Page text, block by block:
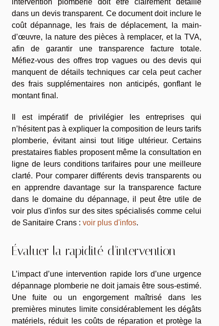
dans un devis transparent. Ce document doit inclure le
coût dépannage, les frais de déplacement, la main-
d’œuvre, la nature des pièces à remplacer, et la TVA,
afin de garantir une transparence facture totale.
Méfiez-vous des offres trop vagues ou des devis qui
manquent de détails techniques car cela peut cacher
des frais supplémentaires non anticipés, gonflant le
montant final.
Il est impératif de privilégier les entreprises qui
n’hésitent pas à expliquer la composition de leurs tarifs
plomberie, évitant ainsi tout litige ultérieur. Certains
prestataires fiables proposent même la consultation en
ligne de leurs conditions tarifaires pour une meilleure
clarté. Pour comparer différents devis transparents ou
en apprendre davantage sur la transparence facture
dans le domaine du dépannage, il peut être utile de
voir plus d'infos sur des sites spécialisés comme celui
de Sanitaire Crans : voir plus d'infos.
Évaluer la rapidité d'intervention
L’impact d’une intervention rapide lors d’une urgence
dépannage plomberie ne doit jamais être sous-estimé.
Une fuite ou un engorgement maîtrisé dans les
premières minutes limite considérablement les dégâts
matériels, réduit les coûts de réparation et protège la